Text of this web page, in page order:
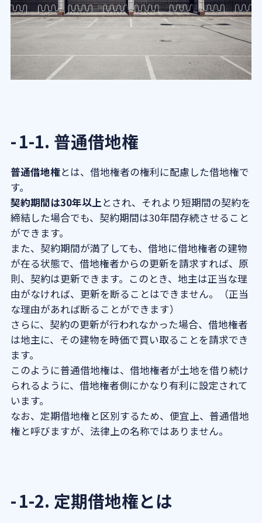
4-1．定期借地権は当時の資料がカ
ギ
5．一時使用目的の借地権の相続税評価額
の計算
6．借地権を相続したときの手続き｜地主
7-1．借地上の建物は名義変更する
な場面がある
らうこともできる
8．借地権の相続についてよくある質問
8-1．借地権の売却や遺贈に承諾料
がいるって本当？
8-2．借地上の建物を貸し出しても
いい？
8-3．底地の所有者が変わったらど
うなる？
9．借地権の相続税評価方法は複雑！税理
士に相談しよう
1-1. 普通借地権
普通借地権とは、借地権者の権利に配慮した借地権で
す。
契約期間は30年以上とされ、それより短期間の契約を
締結した場合でも、契約期間は30年間存続させること
ができます。
また、契約期間が満了しても、借地に借地権者の建物
が在る状態で、借地権者からの更新を請求すれば、原
則、契約は更新できます。このとき、地主は正当な理
由がなければ、更新を断ることはできません。（正当
な理由があれば断ることができます）
さらに、契約の更新が行われなかった場合、借地権者
は地主に、その建物を時価で買い取ることを請求でき
ます。
このように普通借地権は、借地権者が土地を借り続け
られるように、借地権者側にかなり有利に設定されて
います。
なお、定期借地権と区別するため、便宜上、普通借地
権と呼びますが、法律上の名称ではありません。
1-2. 定期借地権とは